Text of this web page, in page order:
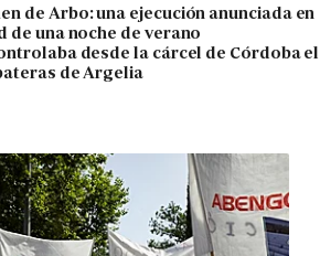
de Arbo: una ejecución anunciada en
de una noche de verano
desde la cárcel de Córdoba el
de Argelia